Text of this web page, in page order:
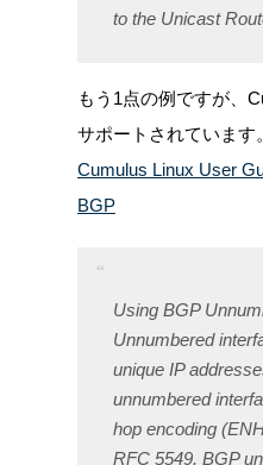
to the Unicast
もう1点の例ですが、
サポートされています。
Cumulus Linux User
BGP
Using BGP
Unnumbered
unique IP
unnumbered
hop encoding
RFC 5549. BGP